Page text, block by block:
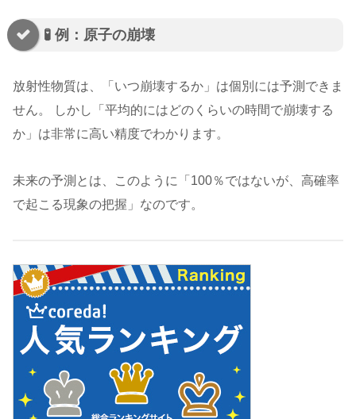
🧪 例：原子の崩壊
放射性物質は、「いつ崩壊するか」は個別には予測できま
せん。 しかし「平均的にはどのくらいの時間で崩壊する
か」は非常に高い精度でわかります。
未来の予測とは、このように「100％ではないが、高確率
で起こる現象の把握」なのです。